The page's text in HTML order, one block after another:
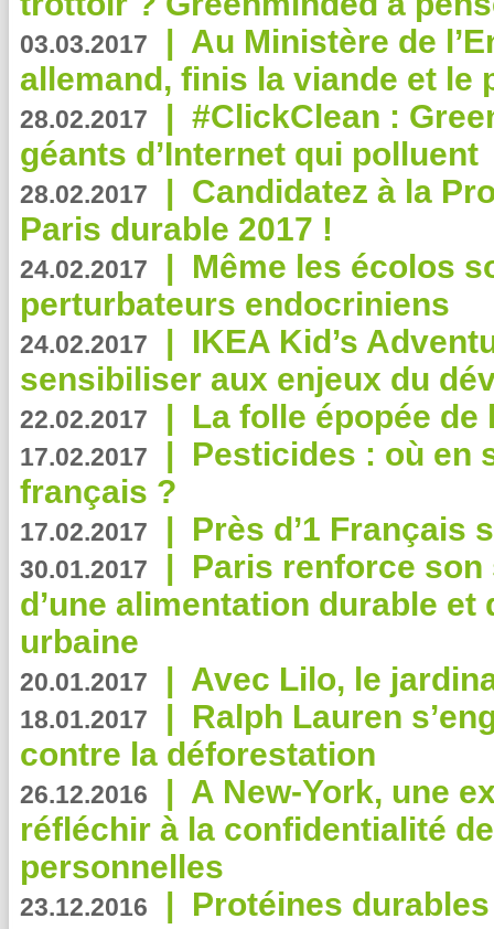
03.03.2017 | Au Ministère de
allemand, finis la viande et le
28.02.2017 | #ClickClean :
géants d’Internet qui polluent
28.02.2017 | Candidatez à la
Paris durable 2017 !
24.02.2017 | Même les écolos
perturbateurs endocriniens
24.02.2017 | IKEA Kid’s
sensibiliser aux enjeux du
22.02.2017 | La folle épopée de
17.02.2017 | Pesticides : où en
français ?
17.02.2017 | Près d’1 Français
30.01.2017 | Paris renforce
d’une alimentation durable et
urbaine
20.01.2017 | Avec Lilo, le
18.01.2017 | Ralph Lauren
contre la déforestation
26.12.2016 | A New-York, une
réfléchir à la confidentialité
personnelles
23.12.2016 | Protéines